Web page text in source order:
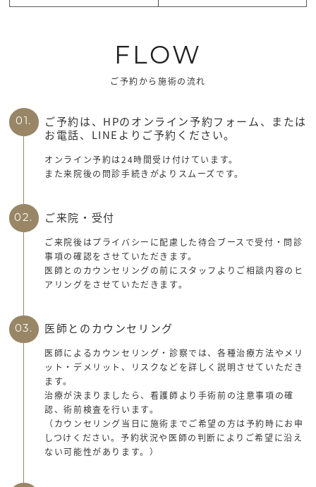
FLOW
ご予約から施術の流れ
01.
ご予約は、HPのオンライン予約フォーム、または
お電話、LINEよりご予約ください。
オンライン予約は24時間受け付けています。
また来院後の問診手続きがよりスムーズです。
02. ご来院・受付
ご来院後はプライバシーに配慮した待合ブースで受付・問診
事項の確認をさせていただきます。
医師とのカウンセリングの前にスタッフよりご相談内容のヒ
アリングをさせていただきます。
03. 医師とのカウンセリング
医師によるカウンセリング・診察では、各種治療方法やメリ
ット・デメリット、リスクなどを詳しく説明させていただき
ます。
治療が決まりましたら、看護師より手術前の注意事項の確
認、術前検査を行います。
（カウンセリング当日に施術までご希望の方は予約時にお申
しつけください。予約状況や医師の判断によりご希望に沿え
ない可能性があります。）